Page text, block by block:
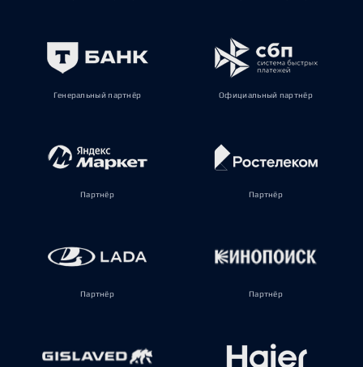
Генеральный партнёр Официальный партнёр
Партнёр Партнёр
Партнёр Партнёр